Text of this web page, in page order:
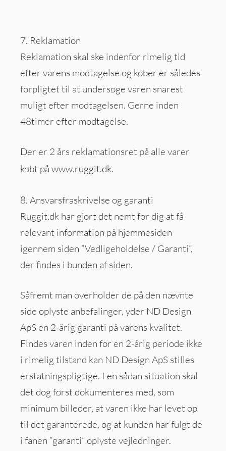
7. Reklamation
Reklamation skal ske indenfor rimelig tid
efter varens modtagelse og køber er således
forpligtet til at undersøge varen snarest
muligt efter modtagelsen. Gerne inden
48timer efter modtagelse.
Der er 2 års reklamationsret på alle varer
købt på www.ruggit.dk.
8. Ansvarsfraskrivelse og garanti
Ruggit.dk har gjort det nemt for dig at få
relevant information på hjemmesiden
igennem siden ”Vedligeholdelse / Garanti”,
der findes i bunden af siden.
Såfremt man overholder de på den nævnte
side oplyste anbefalinger, yder ND Design
ApS en 2-årig garanti på varens kvalitet.
Findes varen inden for en 2-årig periode ikke
i rimelig tilstand kan ND Design ApS stilles
erstatningspligtige. I en sådan situation skal
det dog først dokumenteres med, som
minimum billeder, at varen ikke har levet op
til det garanterede, og at kunden har fulgt de
i fanen ”garanti” oplyste vejledninger.